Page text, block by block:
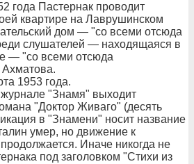
года Пастернак проводит
квартире на Лаврушинском
дом — "со всеми отсюда
слушателей — находящаяся в
— "со всеми отсюда
1953 года.
"Знамя" выходит
"Доктор Живаго" (десять
в "Знамени" носит название
умер, но движение к
Иначе никогда не
под заголовком "Стихи из